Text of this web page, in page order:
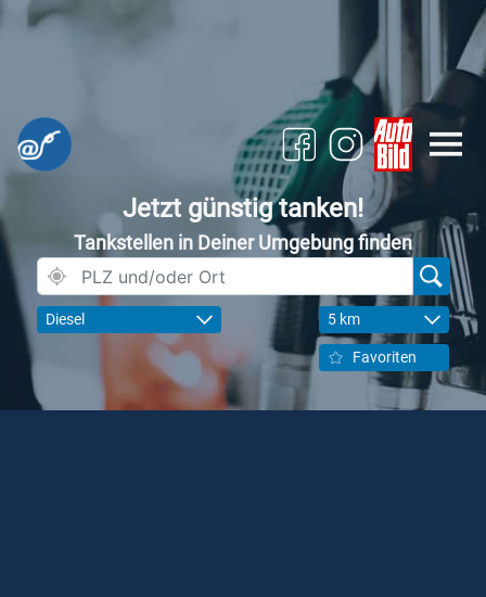
Jetzt günstig tanken!
Tankstellen in Deiner Umgebung finden
Diesel 5 km
Favoriten